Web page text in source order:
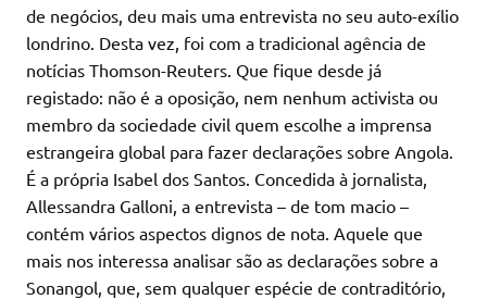
de negócios, deu mais uma entrevista no seu auto-exílio
londrino. Desta vez, foi com a tradicional agência de
notícias Thomson-Reuters. Que fique desde já
registado: não é a oposição, nem nenhum activista ou
membro da sociedade civil quem escolhe a imprensa
estrangeira global para fazer declarações sobre Angola.
É a própria Isabel dos Santos. Concedida à jornalista,
Allessandra Galloni, a entrevista – de tom macio –
contém vários aspectos dignos de nota. Aquele que
mais nos interessa analisar são as declarações sobre a
Sonangol, que, sem qualquer espécie de contraditório,